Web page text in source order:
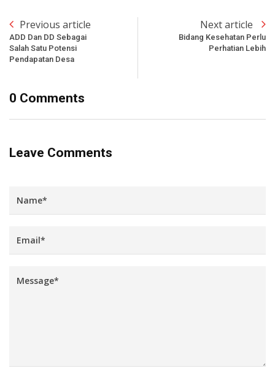
Previous article
ADD Dan DD Sebagai
Salah Satu Potensi
Pendapatan Desa
Next article
Bidang Kesehatan Perlu
Perhatian Lebih
0 Comments
Leave Comments